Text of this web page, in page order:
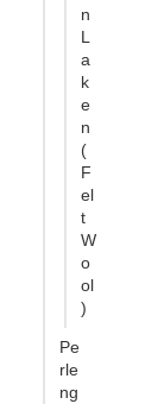
n
L
a
k
e
n
(
F
el
t
W
o
ol
)
Pe
rle
ng